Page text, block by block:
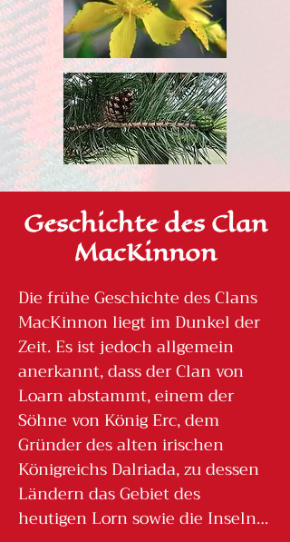
Geschichte des Clan
MacKinnon
Die frühe Geschichte des Clans
MacKinnon liegt im Dunkel der
Zeit. Es ist jedoch allgemein
anerkannt, dass der Clan von
Loarn abstammt, einem der
Söhne von König Erc, dem
Gründer des alten irischen
Königreichs Dalriada, zu dessen
Ländern das Gebiet des
heutigen Lorn sowie die Inseln